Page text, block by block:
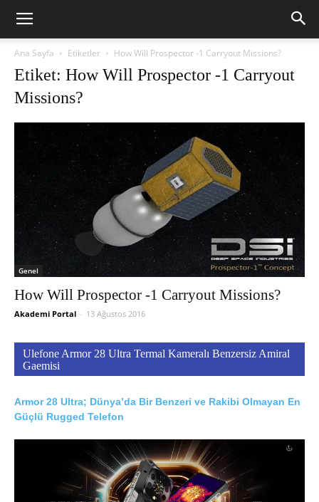
Ana Sayfa Etiketler How Will Prospector -1 Carryout Missions?
Etiket: How Will Prospector -1 Carryout
Missions?
Genel
How Will Prospector -1 Carryout Missions?
Akademi Portal - 13 Ağustos 2016
Ulefone Armor 28 Ultra Termal Kameralı Benzersiz Amiral
Gaemisi
Armor 28 Ultra; Dünya’da Bir Benzeri ve Rakibi Olmayan En
Güçlü Rugged Telefon